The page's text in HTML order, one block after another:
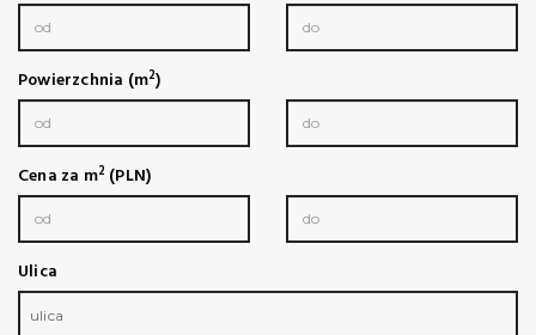
Powierzchnia (m2)
Cena za m2 (PLN)
Ulica
ulica